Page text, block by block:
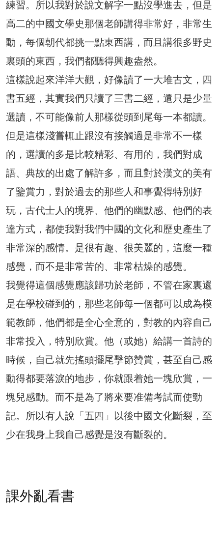
練習。所以我對於說文解字一點沒學進去，但是
高二的中國文學史那個老師講得非常好，非常生
動，每個朝代都挑一點東西講，而且講很多野史
裏頭的東西，我們都聽得興趣盎然。
這樣說起來洋洋大觀，好像讀了一大堆古文，四
書五經，其實我們只讀了三書二經，還只是少量
選讀，不可能像前人那樣從頭到尾每一本都讀。
但是這樣淺嘗輒止跟沒有接觸過是非常不一樣
的，選讀的多是比較精彩、有用的，我們對成
語、典故的出處了解許多，而且對於漢文的美有
了鑒賞力，對於過去的那些人和事覺得特別好
玩，古代士人的境界、他們的幽默感、他們的表
達方式，都使我對我們中國的文化和歷史產生了
非常深的感情。是很有趣、很美麗的，這麼一種
感覺，而不是非常苦的、非常枯燥的感覺。
我覺得這個感覺應該歸功於老師，不管在家裏還
是在學校碰到的，那些老師每一個都可以成為模
範教師，他們都是全心全意的，對教的內容自己
非常投入，特別欣賞。他（或她）給講一首詩的
時候，自己就先搖頭擺尾擊節贊賞，甚至自己感
動得都要落淚的地步，你就跟着她一塊欣賞，一
塊兒感動。而不是為了將來要准備考試而使勁
記。所以有人說「五四」以後中國文化斷裂，至
少在我身上我自己感覺是沒有斷裂的。
課外亂看書